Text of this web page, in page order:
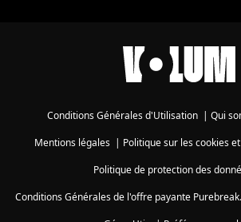
Conditions Générales d'Utilisation | Qui
Mentions légales| Politique sur les cookies
Politique de protection des
Conditions Générales de l'offre payante